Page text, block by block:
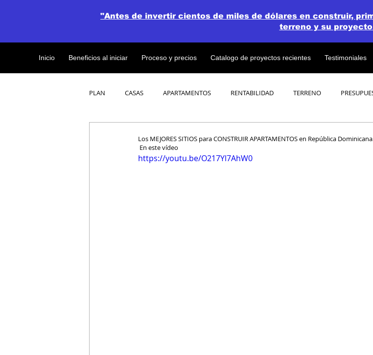
Inicio Beneficios al iniciar Proceso y precios Catalogo de proyectos recientes Testimoniales
"Antes de invertir cientos de miles de dólares en construir,
terreno y su
PLAN CASAS APARTAMENTOS RENTABILIDAD TERRENO
Los MEJORES SITIOS para CONSTRUIR APARTAMENTOS en República
En este vídeo
https://youtu.be/O217Yl7AhW0